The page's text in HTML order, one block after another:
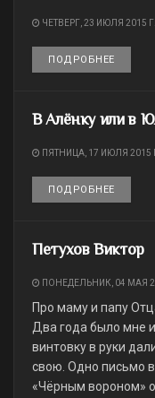
ЧЕТВЕРГ, 23 ИЮЛЯ 2015 Г.
ПОДРОБНЕЕ
В Алёнку или в
ПЯТНИЦА, 17 ИЮЛЯ 2015
ПОДРОБНЕЕ
Петухов Виктор
ПОНЕДЕЛЬНИК, 04 МАЯ
Про маму и папу
Два года было мне
винтовку в руки
свою. Одно письмо
«Чёрным вороном»